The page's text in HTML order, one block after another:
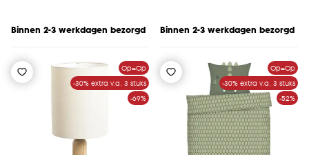
Binnen 2-3 werkdagen bezorgd Binnen 2-3 werkdagen bezorgd
Op=Op
-30% extra v.a. 3 stuks
-69%
Op=Op
-30% extra v.a. 3 stuks
-52%